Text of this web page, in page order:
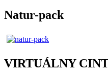
Natur-pack
VIRTUÁLNY